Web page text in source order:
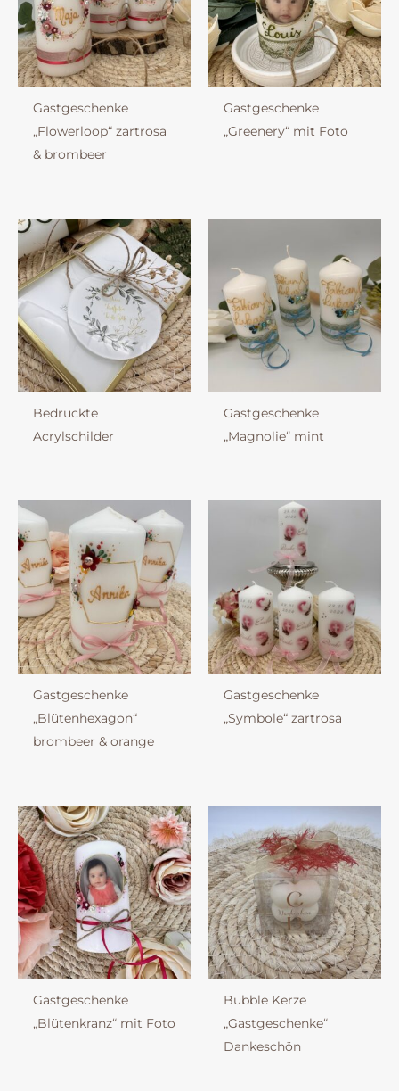
Gastgeschenke
„Flowerloop“ zartrosa
& brombeer
Gastgeschenke
„Greenery“ mit Foto
Bedruckte
Acrylschilder
Gastgeschenke
„Magnolie“ mint
Gastgeschenke
„Blütenhexagon“
brombeer & orange
Gastgeschenke
„Symbole“ zartrosa
Gastgeschenke
„Blütenkranz“ mit Foto
Bubble Kerze
„Gastgeschenke“
Dankeschön